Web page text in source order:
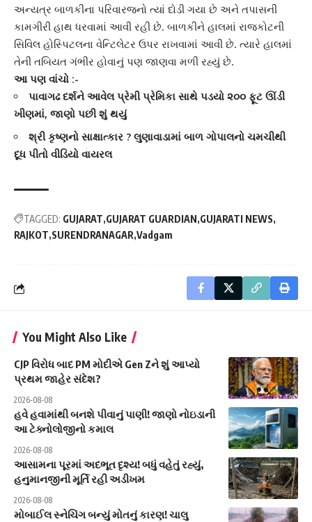
અન્યત્ર બાળકીના પરિવારજનો ત્યાં દોડી ગયા છે અને તપાસની
કામગીરી હાથ ધરવામાં આવી રહી છે. બાળકીને હાલમાં રાજકોટની
સિવિલ હોસ્પિટલના વેન્ટિલેટર ઉપર રાખવામાં આવી છે. ત્યારે હાલમાં
તેની તબિયત ગંભીર હોવાનું પણ જાણવા મળી રહ્યું છે.
આ પણ વાંચો :-
પાવાગઢ દર્શને આવેલ પ્રેમી પ્રેમિકા સાથે પડયો ૨૦૦ ફૂટ ઊંડી
ખીણમાં, જાણો પછી શું થયું
શ્રી કૃષ્ણનો સાક્ષાત્કાર ? લુણાવાડામાં બાળ ગોપાલનો ચમચીથી
દૂધ પીતો વીડિયો વાયરલ
TAGGED: GUJARAT GUJARAT GUARDIAN GUJARATI NEWS
RAJKOT SURENDRANAGAR Vadgam
You Might Also Like
CJP વિરોધ બાદ PM મોદીએ Gen Zને શું આપ્યો
પ્રથમ જાહેર સંદેશ?
2026-08-08
હવે હવામાંથી બનશે પીવાનું પાણી! જાણો નોઇડાની
આ ટેક્નોલોજીનો કમાલ
2026-08-08
આસામના પૂરમાં અદભૂત દૃશ્ય! બધું વહેતું રહ્યું,
હનુમાનજીની મૂર્તિ રહી અડીખમ
2026-08-08
મોબાઈલ સ્નેચિંગ બન્યું મોતનું કારણ! ચાલુ